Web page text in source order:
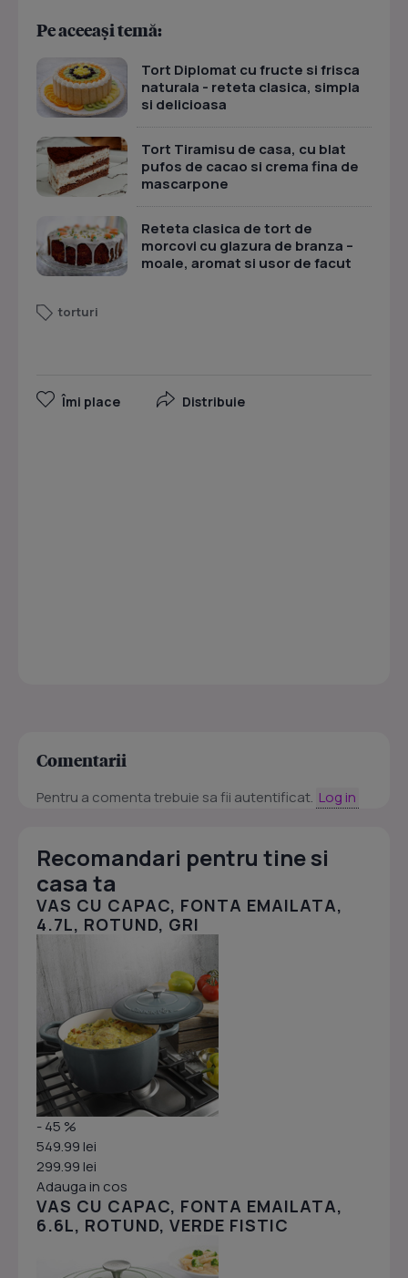
Pe aceeași temă:
Tort Diplomat cu fructe si frisca
naturala - reteta clasica, simpla
si delicioasa
Tort Tiramisu de casa, cu blat
pufos de cacao si crema fina de
mascarpone
Reteta clasica de tort de
morcovi cu glazura de branza –
moale, aromat si usor de facut
torturi
Îmi place Distribuie
Comentarii
Pentru a comenta trebuie sa fii autentificat. Log in
Recomandari pentru tine si
casa ta
VAS CU CAPAC, FONTA EMAILATA,
4.7L, ROTUND, GRI
- 45 %
549.99 lei
299.99 lei
Adauga in cos
VAS CU CAPAC, FONTA EMAILATA,
6.6L, ROTUND, VERDE FISTIC